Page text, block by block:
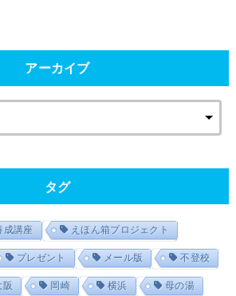
アーカイブ
タグ
成講座 えほん箱プロジェクト
プレゼント メール版 不登校
阪 岡崎 横浜 母の湯